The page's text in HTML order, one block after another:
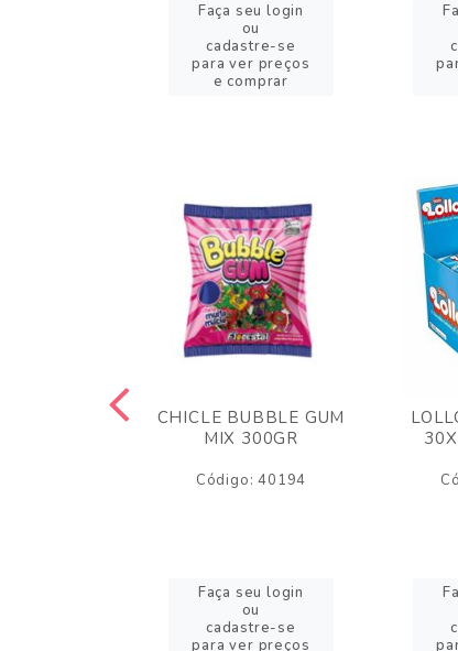
Faça seu login
ou
cadastre-se
para ver preços
e comprar
CHICLE BUBBLE GUM
MIX 300GR
Código: 40194
Faça seu login
ou
cadastre-se
para ver preços